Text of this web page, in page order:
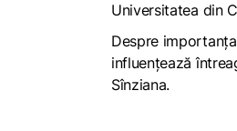
Universitatea din
Despre
influențează
Sînziana.